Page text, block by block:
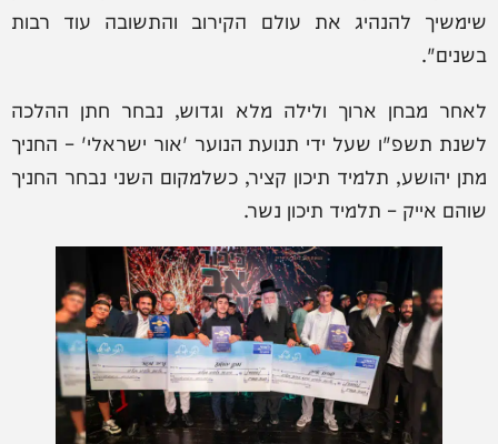
שימשיך להנהיג את עולם הקירוב והתשובה עוד רבות
בשנים".
לאחר מבחן ארוך ולילה מלא וגדוש, נבחר חתן ההלכה
לשנת תשפ"ו שעל ידי תנועת הנוער 'אור ישראלי' – החניך
מתן יהושע, תלמיד תיכון קציר, כשלמקום השני נבחר החניך
שוהם אייק – תלמיד תיכון נשר.